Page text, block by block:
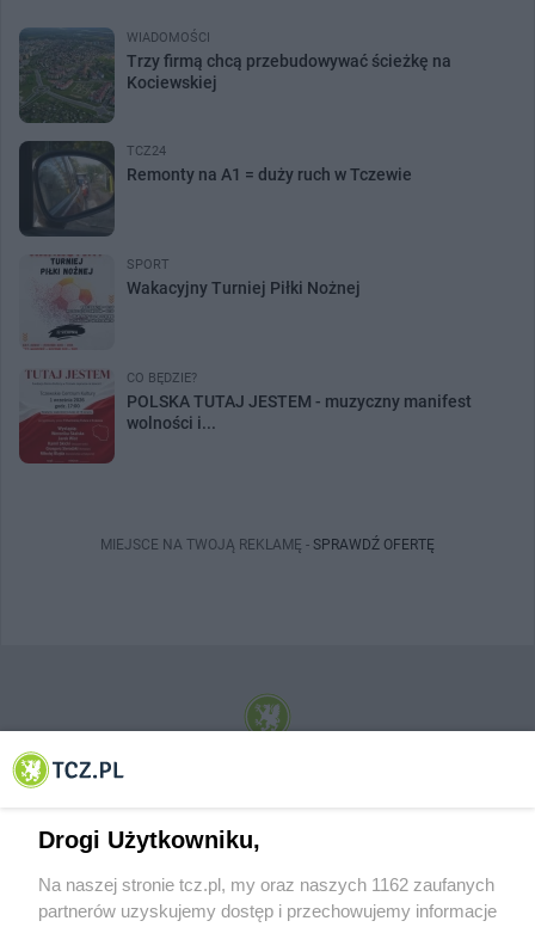
WIADOMOŚCI
Trzy firmą chcą przebudowywać ścieżkę na
Kociewskiej
TCZ24
Remonty na A1 = duży ruch w Tczewie
SPORT
Wakacyjny Turniej Piłki Nożnej
CO BĘDZIE?
POLSKA TUTAJ JESTEM - muzyczny manifest
wolności i...
MIEJSCE NA TWOJĄ REKLAMĘ - SPRAWDŹ OFERTĘ
© 2001-2026 Tczew - TCZ.PL Sp. z o.o. Internetowy Serwis Informacyjny Miasta
Drogi Użytkowniku,
Na naszej stronie tcz.pl, my oraz naszych 1162 zaufanych
partnerów uzyskujemy dostęp i przechowujemy informacje